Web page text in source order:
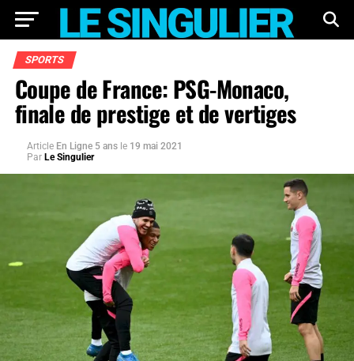
SPORTS
Coupe de France: PSG-Monaco,
finale de prestige et de vertiges
Article En Ligne 5 ans le 19 mai 2021
Par Le Singulier